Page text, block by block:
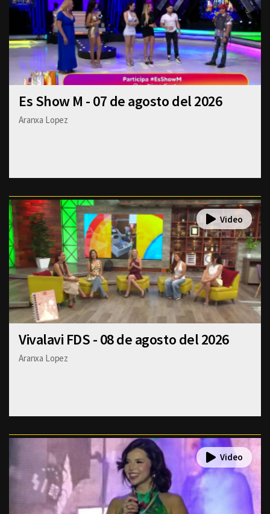
Es Show M - 07 de agosto del 2026
Aranxa Lopez
Vivalavi FDS - 08 de agosto del 2026
Aranxa Lopez